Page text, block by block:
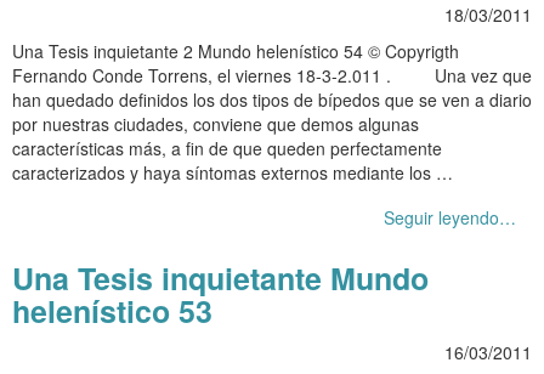
18/03/2011
Una Tesis inquietante 2 Mundo helenístico 54 © Copyrigth
Fernando Conde Torrens, el viernes 18-3-2.011 . Una vez que
han quedado definidos los dos tipos de bípedos que se ven a diario
por nuestras ciudades, conviene que demos algunas
características más, a fin de que queden perfectamente
caracterizados y haya síntomas externos mediante los …
Seguir leyendo…
Una Tesis inquietante Mundo
helenístico 53
16/03/2011